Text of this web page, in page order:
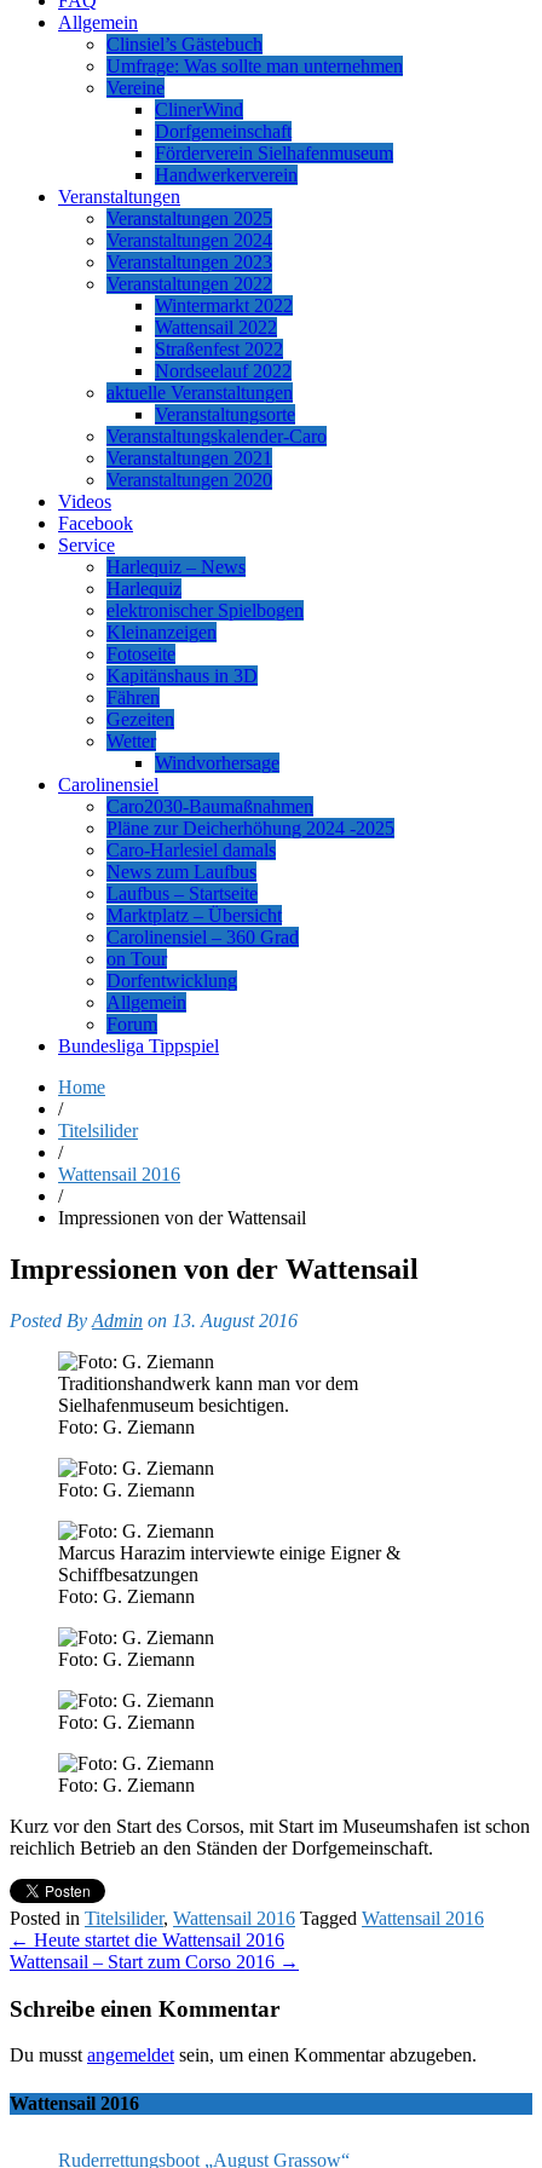
Allgemein
Clinsiel’s Gästebuch
Umfrage: Was sollte man unternehmen
Vereine
ClinerWind
Dorfgemeinschaft
Förderverein Sielhafenmuseum
Handwerkerverein
Veranstaltungen
Veranstaltungen 2025
Veranstaltungen 2024
Veranstaltungen 2023
Veranstaltungen 2022
Wintermarkt 2022
Wattensail 2022
Straßenfest 2022
Nordseelauf 2022
aktuelle Veranstaltungen
Veranstaltungsorte
Veranstaltungskalender-Caro
Veranstaltungen 2021
Veranstaltungen 2020
Videos
Facebook
Service
Harlequiz – News
Harlequiz
elektronischer Spielbogen
Kleinanzeigen
Fotoseite
Kapitänshaus in 3D
Fähren
Gezeiten
Wetter
Windvorhersage
Carolinensiel
Caro2030-Baumaßnahmen
Pläne zur Deicherhöhung 2024 -2025
Caro-Harlesiel damals
News zum Laufbus
Laufbus – Startseite
Marktplatz – Übersicht
Carolinensiel – 360 Grad
on Tour
Dorfentwicklung
Allgemein
Forum
Bundesliga Tippspiel
Home
/
Titelsilider
/
Wattensail 2016
/
Impressionen von der Wattensail
Impressionen von der Wattensail
Posted By Admin on 13. August 2016
Traditionshandwerk kann man vor dem
Sielhafenmuseum besichtigen.
Foto: G. Ziemann
Foto: G. Ziemann
Marcus Harazim interviewte einige Eigner &
Schiffbesatzungen
Foto: G. Ziemann
Foto: G. Ziemann
Foto: G. Ziemann
Foto: G. Ziemann
Kurz vor den Start des Corsos, mit Start im Museumshafen ist schon
reichlich Betrieb an den Ständen der Dorfgemeinschaft.
Posted in Titelsilider, Wattensail 2016 Tagged Wattensail 2016
Post
navigation
← Heute startet die Wattensail 2016
Wattensail – Start zum Corso 2016 →
Schreibe einen Kommentar
Du musst angemeldet sein, um einen Kommentar abzugeben.
Wattensail 2016
Ruderrettungsboot „August Grassow“